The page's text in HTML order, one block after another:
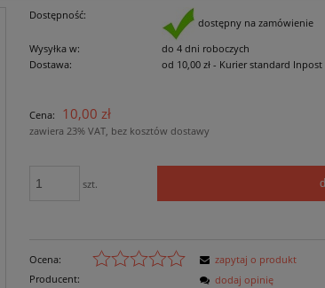
Dostępność:
dostępny na zamówienie
Wysyłka w:
do 4 dni roboczych
Dostawa:
od 10,00 zł - Kurier standard Inpost
płatności
Cena: 10,00 zł
zawiera 23% VAT, bez kosztów dostawy
szt.
Ocena:
Producent:
zapytaj o produkt
dodaj opinię